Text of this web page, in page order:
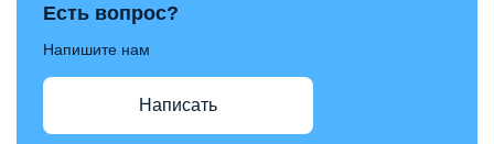
Есть вопрос?
Напишите нам
Написать